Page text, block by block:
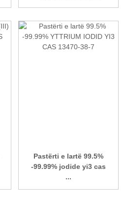
Pastërti e lartë 99.5%
-99.99% jodide yi3 cas
...